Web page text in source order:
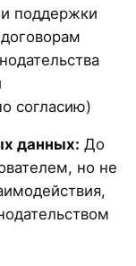
поддержки
согласию)
данных: До
но не